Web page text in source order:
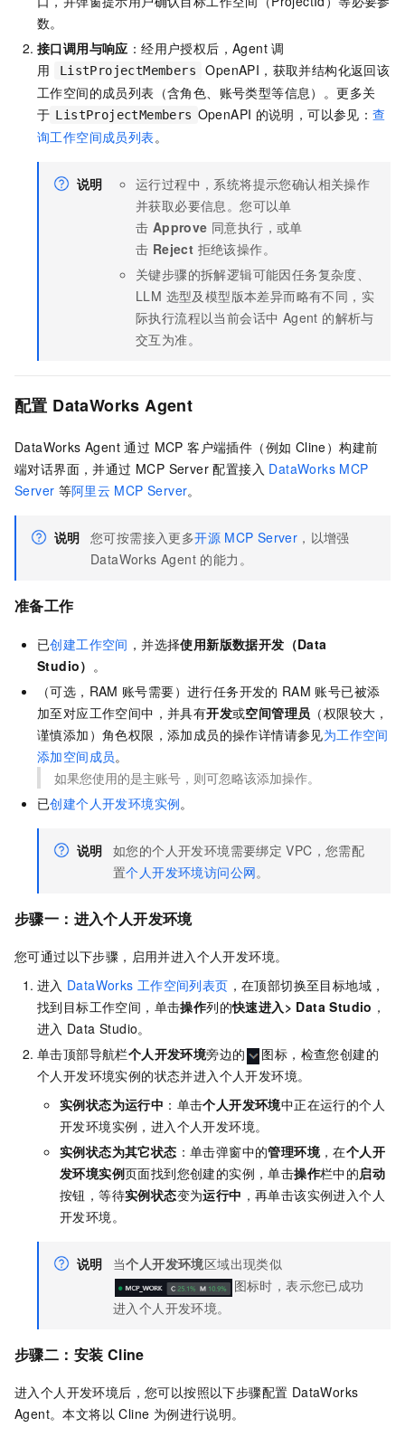
数。
接口调用与响应 ：经用户授权后，Agent 调
用
ListProjectMembers
OpenAPI，获取并结构化返回该
工作空间的成员列表（含角色、账号类型等信息）。更多关
于 ListProjectMembers OpenAPI 的说明，可以参见：查
询工作空间成员列表 。
说明
运行过程中，系统将提示您确认相关操作
并获取必要信息。您可以单
击 Approve 同意执行，或单
击 Reject 拒绝该操作。
关键步骤的拆解逻辑可能因任务复杂度、
LLM 选型及模型版本差异而略有不同，实
际执行流程以当前会话中 Agent 的解析与
交互为准。
配置 DataWorks Agent
DataWorks Agent 通过 MCP 客户端插件（例如 Cline）构建前
端对话界面，并通过 MCP Server 配置接入 DataWorks MCP
Server 等阿里云 MCP Server。
说明 您可按需接入更多开源 MCP Server ，以增强
DataWorks Agent 的能力。
准备工作
已创建工作空间 ，并选择使用新版数据开发（Data
Studio） 。
（可选，RAM 账号需要）进行任务开发的 RAM 账号已被添
加至对应工作空间中，并具有开发或空间管理员 （权限较大，
谨慎添加）角色权限，添加成员的操作详情请参见为工作空间
添加空间成员。
如果您使用的是主账号，则可忽略该添加操作。
已创建个人开发环境实例。
说明 如您的个人开发环境需要绑定 VPC，您需配
置个人开发环境访问公网。
步骤一：进入个人开发环境
您可通过以下步骤，启用并进入个人开发环境。
进入 DataWorks 工作空间列表页 ，在顶部切换至目标地域，
找到目标工作空间，单击操作列的快速进入> Data Studio ，
进入 Data Studio。
单击顶部导航栏个人开发环境旁边的
图标，检查您创建的
个人开发环境实例的状态并进入个人开发环境。
实例状态为运行中 ：单击个人开发环境中正在运行的个人
开发环境实例，进入个人开发环境。
实例状态为其它状态 ：单击弹窗中的管理环境，在个人开
发环境实例页面找到您创建的实例，单击操作栏中的启动
按钮，等待实例状态变为运行中 ，再单击该实例进入个人
开发环境。
说明 当个人开发环境区域出现类似
图标时，表示您已成功
进入个人开发环境。
步骤二：安装 Cline
进入个人开发环境后，您可以按照以下步骤配置 DataWorks
Agent。本文将以 Cline 为例进行说明。